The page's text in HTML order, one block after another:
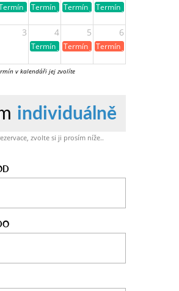
je volný
Termín je volnýTermín je volnýTermín je volný
3 4 5 6
Termín je volnýTermín je již obsazenTermín je již obsazen
v kalendáři jej zvolíte
individuálně
zvolte si ji prosím níže..